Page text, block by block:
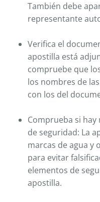
También debe
representante
Verifica el
apostilla está
compruebe que
los nombres de
con los del
Comprueba si hay
de seguridad: La
marcas de agua y
para evitar
elementos de
apostilla.